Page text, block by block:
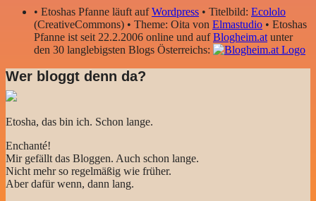
• Etoshas Pfanne läuft aufWordpress • Titelbild: Ecololo
(CreativeCommons) • Theme: Oita von Elmastudio • Etoshas
Pfanne ist seit 22.2.2006 online und aufBlogheim.atunter
den 30 langlebigsten Blogs Österreichs:
Wer bloggt denn da?
Etosha, das bin ich. Schon lange.
Enchanté!
Mir gefällt das Bloggen. Auch schon lange.
Nicht mehr so regelmäßig wie früher.
Aber dafür wenn, dann lang.